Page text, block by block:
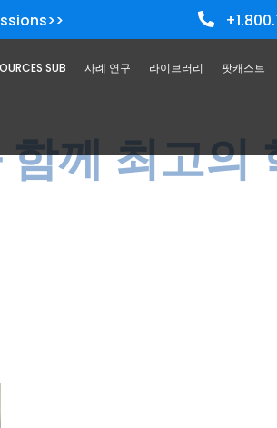
SUB 사례 연구 라이브러리 팟캐스트
께 최고의